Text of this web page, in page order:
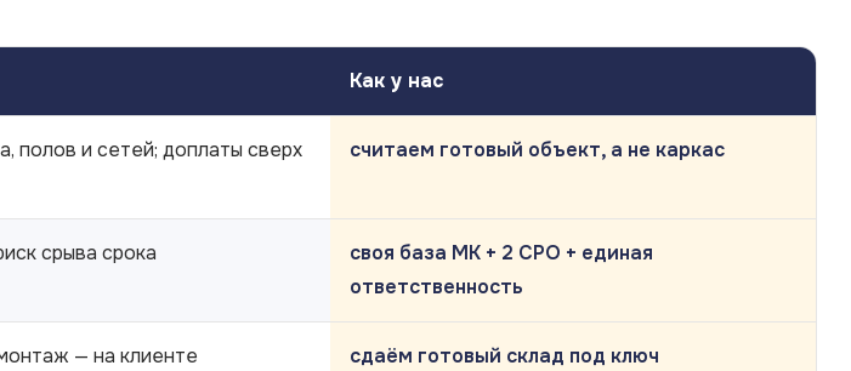
Как у нас
полов и сетей; доплаты сверх
считаем готовый объект, а не каркас
срыва срока
своя база МК + 2 СРО + единая
ответственность
— на клиенте сдаём готовый склад под ключ